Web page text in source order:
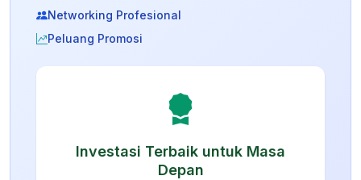
Networking Profesional
Peluang Promosi
Investasi Terbaik untuk Masa
Depan